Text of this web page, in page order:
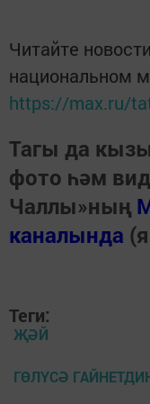
Читайте
национальном
https://max.ru/
Тагы да
фото һәм
Чаллы»ның
каналында
Теги:
ҖӘЙ
ГӨЛҮСӘ